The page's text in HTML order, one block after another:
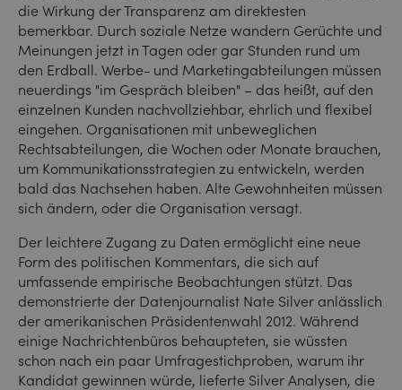
die Wirkung der Transparenz am direktesten
bemerkbar. Durch soziale Netze wandern Gerüchte und
Meinungen jetzt in Tagen oder gar Stunden rund um
den Erdball. Werbe- und Marketingabteilungen müssen
neuerdings "im Gespräch bleiben" – das heißt, auf den
einzelnen Kunden nachvollziehbar, ehrlich und flexibel
eingehen. Organisationen mit unbeweglichen
Rechtsabteilungen, die Wochen oder Monate brauchen,
um Kommunikationsstrategien zu entwickeln, werden
bald das Nachsehen haben. Alte Gewohnheiten müssen
sich ändern, oder die Organisation versagt.
Der leichtere Zugang zu Daten ermöglicht eine neue
Form des politischen Kommentars, die sich auf
umfassende empirische Beobachtungen stützt. Das
demonstrierte der Datenjournalist Nate Silver anlässlich
der amerikanischen Präsidentenwahl 2012. Während
einige Nachrichtenbüros behaupteten, sie wüssten
schon nach ein paar Umfragestichproben, warum ihr
Kandidat gewinnen würde, lieferte Silver Analysen, die